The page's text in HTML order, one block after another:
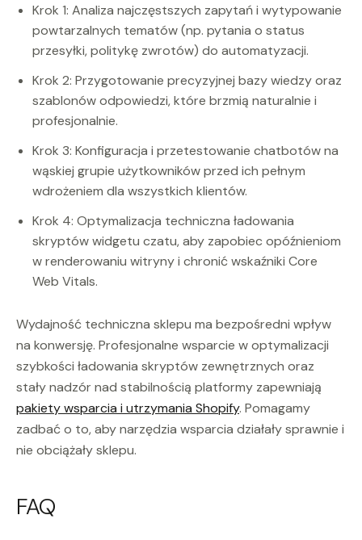
Krok 1: Analiza najczęstszych zapytań i wytypowanie
powtarzalnych tematów (np. pytania o status
przesyłki, politykę zwrotów) do automatyzacji.
Krok 2: Przygotowanie precyzyjnej bazy wiedzy oraz
szablonów odpowiedzi, które brzmią naturalnie i
profesjonalnie.
Krok 3: Konfiguracja i przetestowanie chatbotów na
wąskiej grupie użytkowników przed ich pełnym
wdrożeniem dla wszystkich klientów.
Krok 4: Optymalizacja techniczna ładowania
skryptów widgetu czatu, aby zapobiec opóźnieniom
w renderowaniu witryny i chronić wskaźniki Core
Web Vitals.
Wydajność techniczna sklepu ma bezpośredni wpływ
na konwersję. Profesjonalne wsparcie w optymalizacji
szybkości ładowania skryptów zewnętrznych oraz
stały nadzór nad stabilnością platformy zapewniają
pakiety wsparcia i utrzymania Shopify. Pomagamy
zadbać o to, aby narzędzia wsparcia działały sprawnie i
nie obciążały sklepu.
FAQ